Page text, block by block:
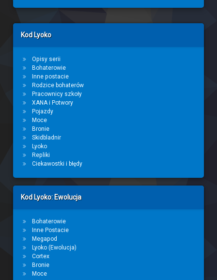
Left Sidebar
Kod Lyoko
Opisy serii
Bohaterowie
Inne postacie
Rodzice bohaterów
Pracownicy szkoły
XANA i Potwory
Pojazdy
Moce
Bronie
Skidbladnir
Lyoko
Repliki
Ciekawostki i błędy
Kod Lyoko: Ewolucja
Bohaterowie
Inne Postacie
Megapod
Lyoko (Ewolucja)
Cortex
Bronie
Moce